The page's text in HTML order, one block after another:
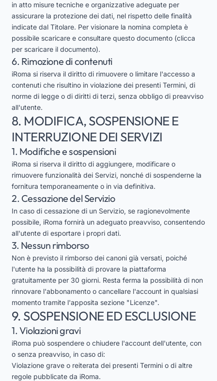
in atto misure tecniche e organizzative adeguate per
assicurare la protezione dei dati, nel rispetto delle finalità
indicate dal Titolare. Per visionare la nomina completa è
possibile scaricare e consultare questo documento (clicca
per scaricare il documento).
6. Rimozione di contenuti
iRoma si riserva il diritto di rimuovere o limitare l'accesso a
contenuti che risultino in violazione dei presenti Termini, di
norme di legge o di diritti di terzi, senza obbligo di preavviso
all'utente.
8. MODIFICA, SOSPENSIONE E
INTERRUZIONE DEI SERVIZI
1. Modifiche e sospensioni
iRoma si riserva il diritto di aggiungere, modificare o
rimuovere funzionalità dei Servizi, nonché di sospenderne la
fornitura temporaneamente o in via definitiva.
2. Cessazione del Servizio
In caso di cessazione di un Servizio, se ragionevolmente
possibile, iRoma fornirà un adeguato preavviso, consentendo
all'utente di esportare i propri dati.
3. Nessun rimborso
Non è previsto il rimborso dei canoni già versati, poiché
l'utente ha la possibilità di provare la piattaforma
gratuitamente per 30 giorni. Resta ferma la possibilità di non
rinnovare l'abbonamento o cancellare l'account in qualsiasi
momento tramite l'apposita sezione "Licenze".
9. SOSPENSIONE ED ESCLUSIONE
1. Violazioni gravi
iRoma può sospendere o chiudere l'account dell'utente, con
o senza preavviso, in caso di:
Violazione grave o reiterata dei presenti Termini o di altre
regole pubblicate da iRoma.